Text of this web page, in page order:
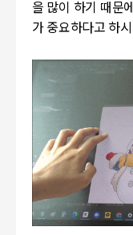
을 많이 하기 때문
가 중요하다고 하